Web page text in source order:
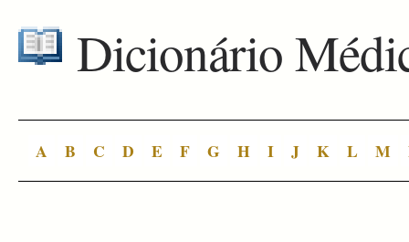
Dicionário
A B C D E F G H I J K L M